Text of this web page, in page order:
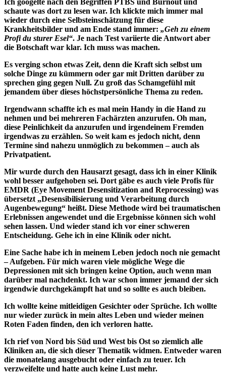
Ich googelte nach den Begriffen PTBS und Burnout und
schaute was dort zu lesen war. Ich klickte mich immer mal
wieder durch eine Selbsteinschätzung für diese
Krankheitsbilder und am Ende stand immer: „Geh zu einem
Profi du sturer Esel“. Je nach Test variierte die Antwort aber
die Botschaft war klar. Ich muss was machen.
Es verging schon etwas Zeit, denn die Kraft sich selbst um
solche Dinge zu kümmern oder gar mit Dritten darüber zu
sprechen ging gegen Null. Zu groß das Schamgefühl mit
jemandem über dieses höchstpersönliche Thema zu reden.
Irgendwann schaffte ich es mal mein Handy in die Hand zu
nehmen und bei mehreren Fachärzten anzurufen. Oh man,
diese Peinlichkeit da anzurufen und irgendeinem Fremden
irgendwas zu erzählen. So weit kam es jedoch nicht, denn
Termine sind nahezu unmöglich zu bekommen – auch als
Privatpatient.
Mir wurde durch den Hausarzt gesagt, dass ich in einer Klinik
wohl besser aufgehoben sei. Dort gäbe es auch viele Profis für
EMDR (Eye Movement Desensitization and Reprocessing) was
übersetzt „Desensibilisierung und Verarbeitung durch
Augenbewegung“ heißt. Diese Methode wird bei traumatischen
Erlebnissen angewendet und die Ergebnisse können sich wohl
sehen lassen. Und wieder stand ich vor einer schweren
Entscheidung. Gehe ich in eine Klinik oder nicht.
Eine Sache habe ich in meinem Leben jedoch noch nie gemacht
– Aufgeben. Für mich waren viele mögliche Wege die
Depressionen mit sich bringen keine Option, auch wenn man
darüber mal nachdenkt. Ich war schon immer jemand der sich
irgendwie durchgekämpft hat und so sollte es auch bleiben.
Ich wollte keine mitleidigen Gesichter oder Sprüche. Ich wollte
nur wieder zurück in mein altes Leben und wieder meinen
Roten Faden finden, den ich verloren hatte.
Ich rief von Nord bis Süd und West bis Ost so ziemlich alle
Kliniken an, die sich dieser Thematik widmen. Entweder waren
die monatelang ausgebucht oder einfach zu teuer. Ich
verzweifelte und hatte auch keine Lust mehr.